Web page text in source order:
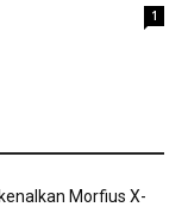
1
Morfius X-